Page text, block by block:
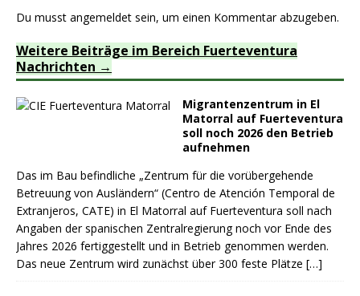
Du musst angemeldet sein, um einen Kommentar abzugeben.
Weitere Beiträge im Bereich Fuerteventura
Nachrichten
Migrantenzentrum in El
Matorral auf Fuerteventura
soll noch 2026 den Betrieb
aufnehmen
Das im Bau befindliche „Zentrum für die vorübergehende
Betreuung von Ausländern“ (Centro de Atención Temporal de
Extranjeros, CATE) in El Matorral auf Fuerteventura soll nach
Angaben der spanischen Zentralregierung noch vor Ende des
Jahres 2026 fertiggestellt und in Betrieb genommen werden.
Das neue Zentrum wird zunächst über 300 feste Plätze […]